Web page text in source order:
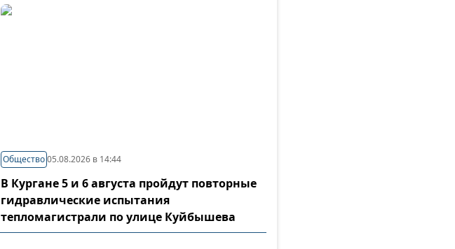
Общество 05.08.2026 в 14:44
В Кургане 5 и 6 августа пройдут повторные
гидравлические испытания
тепломагистрали по улице Куйбышева